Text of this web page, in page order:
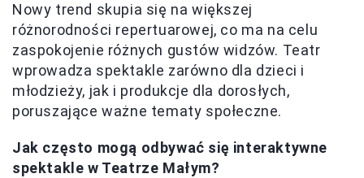
Nowy trend skupia się na większej
różnorodności repertuarowej, co ma na celu
zaspokojenie różnych gustów widzów. Teatr
wprowadza spektakle zarówno dla dzieci i
młodzieży, jak i produkcje dla dorosłych,
poruszające ważne tematy społeczne.
Jak często mogą odbywać się interaktywne
spektakle w Teatrze Małym?